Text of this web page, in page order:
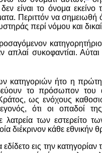
είναι το όνομα εκείνο
Περιττόν να σημειωθή
περί νόμου και
απλαί συκοφαντίαι.
κατηγοριών ήτο η
το πρόσωπον του
ως ενόχους
ότι οι οπαδοί
λατρεία των εστερείτο
διέκρινον κάθε εθνικήν
εις την